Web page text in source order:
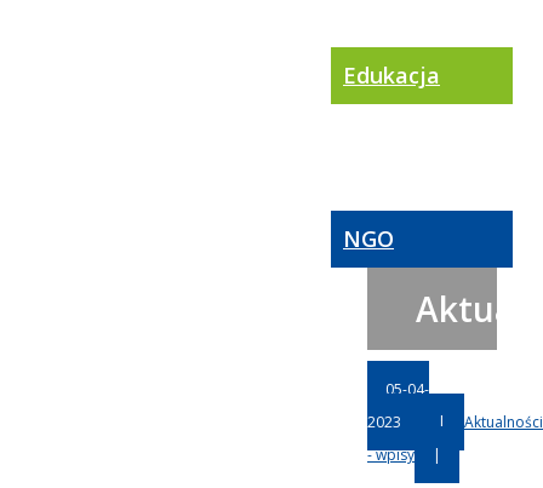
Edukacja
NGO
05-04-
2023
|
Aktualności
- wpisy
|